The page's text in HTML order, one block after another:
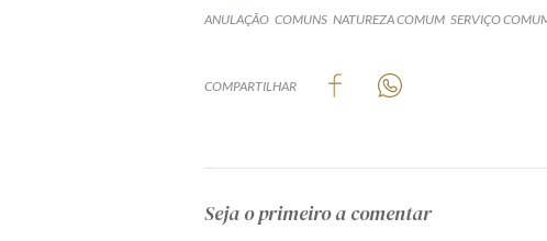
ANULAÇÃO COMUNS NATUREZA COMUM SERVIÇO
COMPARTILHAR
Seja o primeiro a comentar